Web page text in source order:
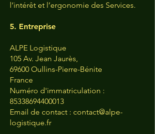
l’intérêt et l’ergonomie des Services.
5. Entreprise
ALPE Logistique
105 Av. Jean Jaurès,
69600 Oullins-Pierre-Bénite
France
Numéro d'immatriculation :
85338694400013
Email de contact : contact@alpe-
logistique.fr